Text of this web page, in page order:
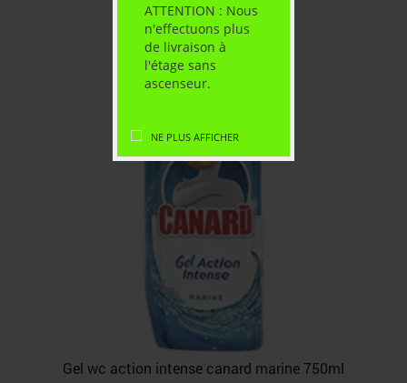
ATTENTION : Nous
n'effectuons plus
de livraison à
l'étage sans
ascenseur.
NE PLUS AFFICHER
Gel wc action intense canard marine 750ml